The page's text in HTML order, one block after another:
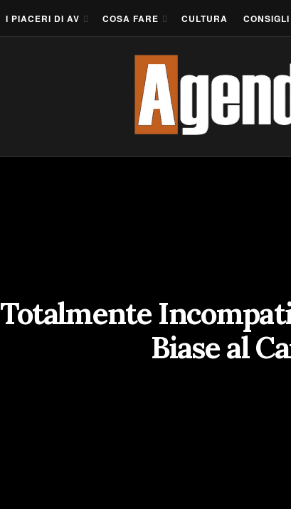
I PIACERI DI AV COSA FARE CULTURA
Totalmente
Biase al